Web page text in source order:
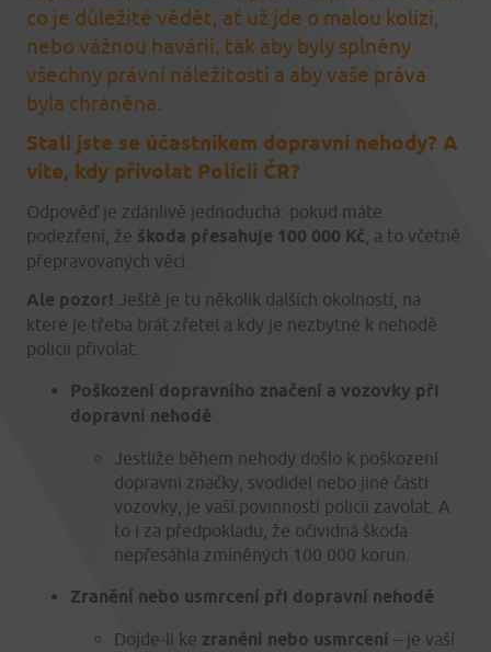
co je důležité vědět, ať už jde o malou kolizi,
nebo vážnou havárii, tak aby byly splněny
všechny právní náležitosti a aby vaše práva
byla chráněna.
Stali jste se účastníkem dopravní nehody? A
víte, kdy přivolat Policii ČR?
Odpověď je zdánlivě jednoduchá: pokud máte
podezření, že škoda přesahuje 100 000 Kč , a to včetně
přepravovaných věcí.
Ale pozor!
Ještě je tu několik dalších okolností, na
které je třeba brát zřetel a kdy je nezbytné k nehodě
policii přivolat.
Poškození dopravního značení a vozovky při
dopravní nehodě
Jestliže během nehody došlo k poškození
dopravní značky, svodidel nebo jiné části
vozovky, je vaší povinností policii zavolat. A
to i za předpokladu, že očividná škoda
nepřesáhla zmíněných 100 000 korun.
Zranění nebo usmrcení při dopravní nehodě
Dojde-li ke zranění nebo usmrcení – je vaší